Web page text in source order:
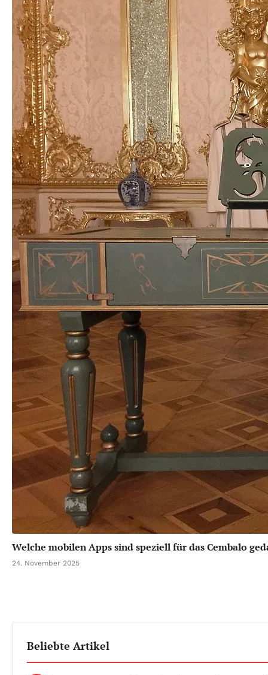
Welche mobilen Apps sind speziell für das Cembalo
24. November 2025
Beliebte Artikel